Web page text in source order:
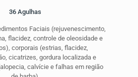
36 Agulhas
Faciais (rejuvenescimento,
flacidez, controle de oleosidade e
corporais (estrias, flacidez,
cicatrizes, gordura localizada e
calvície e falhas em região